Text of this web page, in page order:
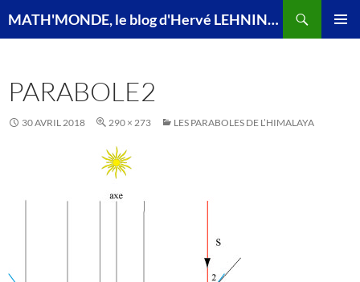
MATH'MONDE, le blog d'Hervé LEHNING, agrégé de mathématiques
PARABOLE2
30 AVRIL 2018 290 × 273 LES PARABOLES DE L’HIMALAYA